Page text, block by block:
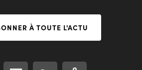
À TOUTE L'ACTU